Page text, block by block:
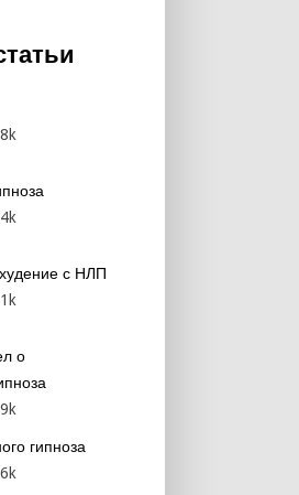
с НЛП
о
гипноза